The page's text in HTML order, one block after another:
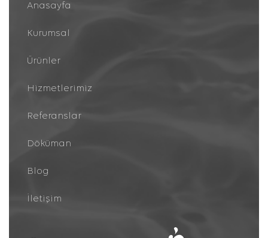
Anasayfa
Kurumsal
Ürünler
Hizmetlerimiz
Referanslar
Döküman
Blog
İletişim